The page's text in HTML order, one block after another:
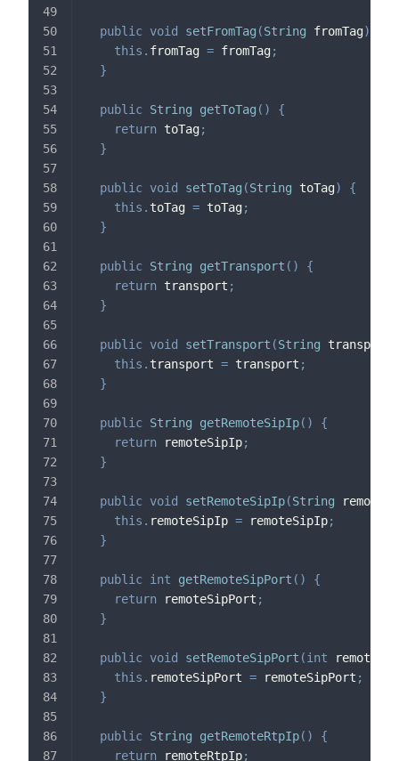
public void setFromTag (String fromTag)
this . fromTag = fromTag;
}
public String getToTag ( )
{
return toTag;
}
public void setToTag (String toTag)
{
this . toTag = toTag;
}
public String getTransport ( )
{
return transport ;
}
public void setTransport (String transport
this . transport = transport ;
}
public String getRemoteSipIp( )
{
return remoteSipIp;
}
public void setRemoteSipIp(String
this . remoteSipIp = remoteSipIp;
}
public int getRemoteSipPort ( )
{
return remoteSipPort ;
}
public void setRemoteSipPort (int
this . remoteSipPort = remoteSipPort ;
}
public String getRemoteRtpIp( )
{
return remoteRtpIp;